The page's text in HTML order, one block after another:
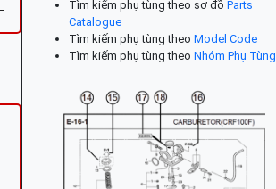
Tìm kiếm phụ tùng theo sơ đồ Parts
Catalogue
Tìm kiếm phụ tùng theo Model Code
Tìm kiếm phụ tùng theo Nhóm Phụ Tùng